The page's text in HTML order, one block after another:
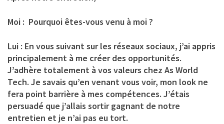
Moi : Pourquoi êtes-vous venu à moi ?
Lui : En vous suivant sur les réseaux sociaux, j’ai appris
principalement à me créer des opportunités.
J’adhère totalement à vos valeurs chez As World
Tech. Je savais qu’en venant vous voir, mon look ne
fera point barrière à mes compétences. J’étais
persuadé que j’allais sortir gagnant de notre
entretien et je n’ai pas eu tort.